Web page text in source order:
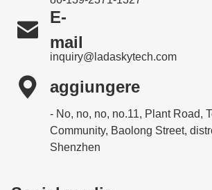

E-
mail
inquiry@ladaskytech.com
 aggiungere
- No, no, no, no.11, Plant Road,
Community, Baolong Street,
Shenzhen